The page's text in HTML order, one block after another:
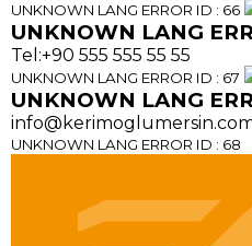
UNKNOWN LANG ERROR ID : 66
UNKNOWN LANG
Tel:+90 555 555 55 55
UNKNOWN LANG ERROR ID : 67
UNKNOWN LANG
UNKNOWN LANG ERROR ID : 68